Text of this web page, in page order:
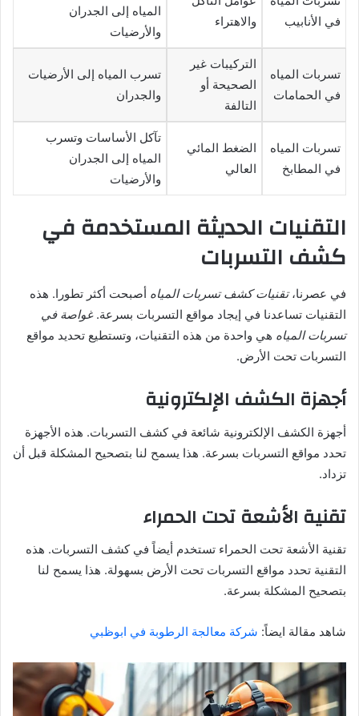
في الأنابيب
والاهتراء
المياه إلى الجدران
والأرضيات
تسربات المياه
في الحمامات
التركيبات غير
الصحيحة أو
التالفة
تسرب المياه إلى الأرضيات
والجدران
تسربات المياه
في المطابخ
الضغط المائي
العالي
تآكل الأساسات وتسرب
المياه إلى الجدران
والأرضيات
التقنيات الحديثة المستخدمة في
كشف التسربات
في عصرنا،تقنيات كشف تسربات المياه أصبحت أكثر تطورا. هذه
التقنيات تساعدنا في إيجاد مواقع التسربات بسرعة.غواصة في
تسربات المياه هي واحدة من هذه التقنيات، وتستطيع تحديد مواقع
التسربات تحت الأرض.
أجهزة الكشف الإلكترونية
أجهزة الكشف الإلكترونية شائعة في كشف التسربات. هذه الأجهزة
تحدد مواقع التسربات بسرعة. هذا يسمح لنا بتصحيح المشكلة قبل أن
تزداد.
تقنية الأشعة تحت الحمراء
تقنية الأشعة تحت الحمراء تستخدم أيضاً في كشف التسربات. هذه
التقنية تحدد مواقع التسربات تحت الأرض بسهولة. هذا يسمح لنا
بتصحيح المشكلة بسرعة.
شاهد مقالة ايضاً: شركة معالجة الرطوبة في ابوظبي